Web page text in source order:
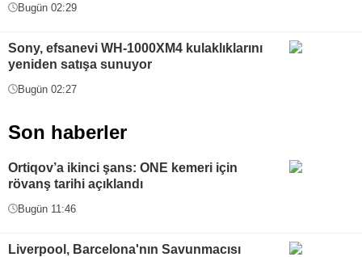
Bugün 02:29
Sony, efsanevi WH-1000XM4 kulaklıklarını
yeniden satışa sunuyor
Bugün 02:27
Son haberler
Ortiqov’a ikinci şans: ONE kemeri için
rövanş tarihi açıklandı
Bugün 11:46
Liverpool, Barcelona'nın Savunmacısı